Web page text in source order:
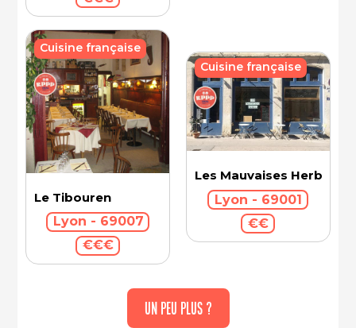
Le Tibouren
Lyon - 69007
€€€
Cuisine française
Les Mauvaises Herbes
Lyon - 69001
€€
Cuisine française
UN PEU PLUS ?